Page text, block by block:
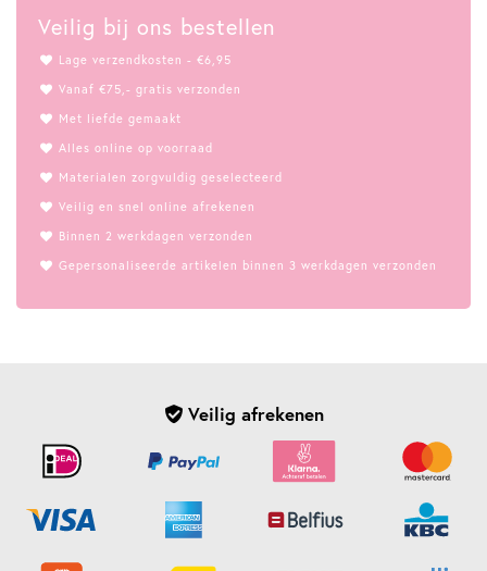
Veilig bij ons bestellen
Lage verzendkosten - €6,95
Vanaf €75,- gratis verzonden
Met liefde gemaakt
Alles online op voorraad
Materialen zorgvuldig geselecteerd
Veilig en snel online afrekenen
Binnen 2 werkdagen verzonden
Gepersonaliseerde artikelen binnen 3 werkdagen verzonden
Veilig afrekenen